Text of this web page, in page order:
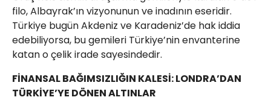
filo, Albayrak’ın vizyonunun ve inadının eseridir.
Türkiye bugün Akdeniz ve Karadeniz’de hak iddia
edebiliyorsa, bu gemileri Türkiye’nin envanterine
katan o çelik irade sayesindedir.
​FİNANSAL BAĞIMSIZLIĞIN KALESİ: LONDRA’DAN
TÜRKİYE’YE DÖNEN ALTINLAR